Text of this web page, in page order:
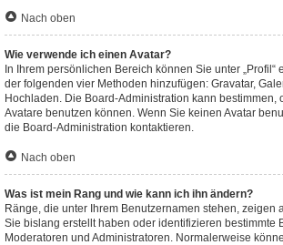
Nach oben
Wie verwende ich einen Avatar?
In Ihrem persönlichen Bereich können Sie unter „Profil“
der folgenden vier Methoden hinzufügen: Gravatar,
Hochladen. Die Board-Administration kann bestimmen,
Avatare benutzen können. Wenn Sie keinen Avatar
die Board-Administration kontaktieren.
Nach oben
Was ist mein Rang und wie kann ich ihn ändern?
Ränge, die unter Ihrem Benutzernamen stehen, zeigen
Sie bislang erstellt haben oder identifizieren bestimmte
Moderatoren und Administratoren. Normalerweise